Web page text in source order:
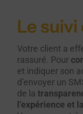
Le
Votre client a
rassuré. Pour
et indiquer son
d’envoyer un
de la
l’expérience et